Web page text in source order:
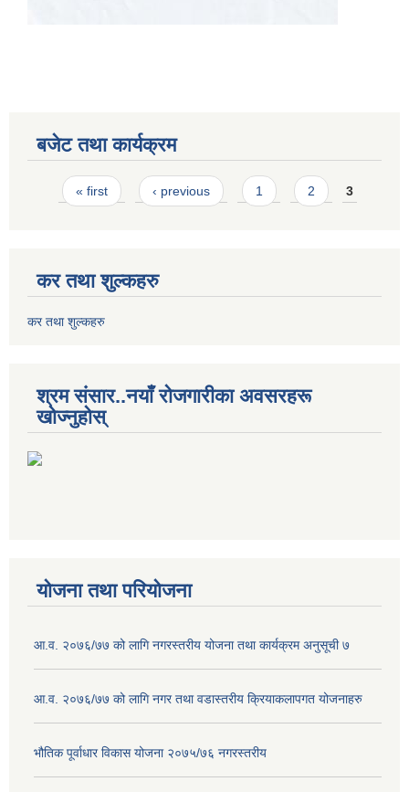
बजेट तथा कार्यक्रम
Pages
« first ‹ previous 1 2 3
कर तथा शुल्कहरु
कर तथा शुल्कहरु
श्रम संसार..नयाँ रोजगारीका अवसरहरू
खोज्नुहोस्
योजना तथा परियोजना
आ.व. २०७६/७७ को लागि नगरस्तरीय योजना तथा कार्यक्रम अनुसूची ७
आ.व. २०७६/७७ को लागि नगर तथा वडास्तरीय क्रियाकलापगत योजनाहरु
भौतिक पूर्वाधार विकास योजना २०७५/७६ नगरस्तरीय